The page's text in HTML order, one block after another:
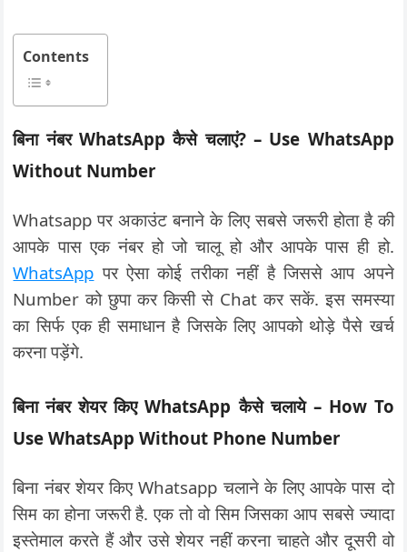
Contents
बिना नंबर WhatsApp कैसे चलाएं? – Use WhatsApp
Without Number
Whatsapp पर अकाउंट बनाने के लिए सबसे जरूरी होता है की
आपके पास एक नंबर हो जो चालू हो और आपके पास ही हो.
WhatsApp पर ऐसा कोई तरीका नहीं है जिससे आप अपने
Number को छुपा कर किसी से Chat कर सकें. इस समस्या
का सिर्फ एक ही समाधान है जिसके लिए आपको थोड़े पैसे खर्च
करना पड़ेंगे.
बिना नंबर शेयर किए WhatsApp कैसे चलाये – How To
Use WhatsApp Without Phone Number
बिना नंबर शेयर किए Whatsapp चलाने के लिए आपके पास दो
सिम का होना जरूरी है. एक तो वो सिम जिसका आप सबसे ज्यादा
इस्तेमाल करते हैं और उसे शेयर नहीं करना चाहते और दूसरी वो